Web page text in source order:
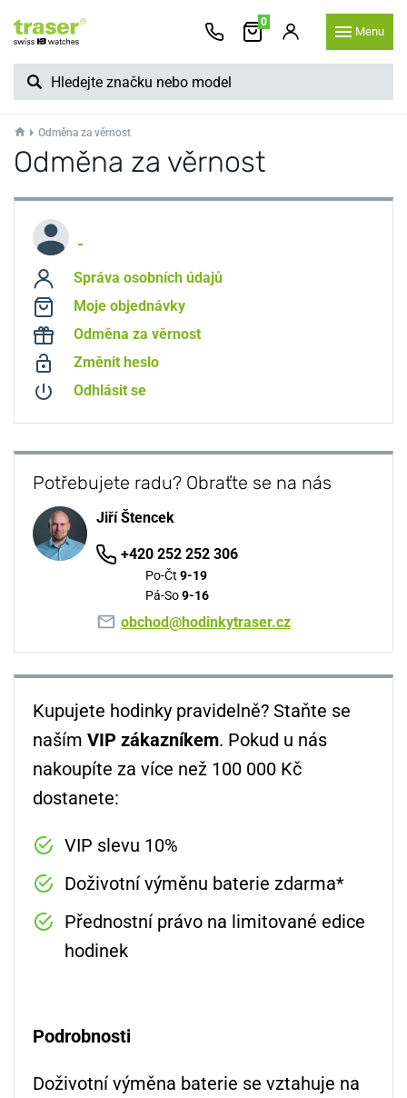
0
Menu
Odměna za věrnost
Odměna za věrnost
Správa osobních údajů
Moje objednávky
Odměna za věrnost
Změnit heslo
Odhlásit se
Potřebujete radu? Obraťte se na nás
Jiří Štencek
+420 252 252 306
Po-Čt 9-19
Pá-So9-16
obchod@hodinkytraser.cz
Kupujete hodinky pravidelně? Staňte se
naším VIP zákazníkem. Pokud u nás
nakoupíte za více než 100 000 Kč
dostanete:
VIP slevu 10%
Doživotní výměnu baterie zdarma*
Přednostní právo na limitované edice
hodinek
Podrobnosti
Doživotní výměna baterie se vztahuje na